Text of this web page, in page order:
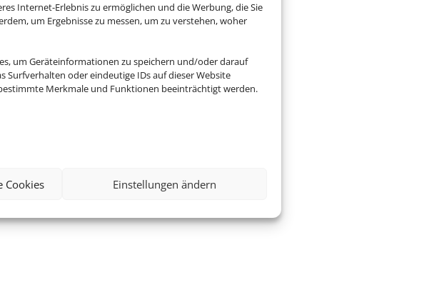
Internet-Erlebnis zu ermöglichen und die Werbung, die Sie
um Ergebnisse zu messen, um zu verstehen, woher
um Geräteinformationen zu speichern und/oder darauf
Surfverhalten oder eindeutige IDs auf dieser Website
Merkmale und Funktionen beeinträchtigt werden.
Cookies Einstellungen ändern